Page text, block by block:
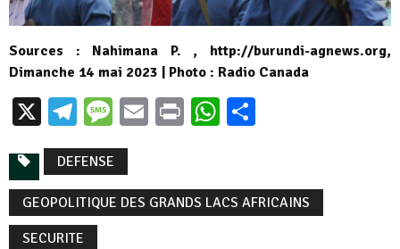
Sources : Nahimana P. , http://burundi-agnews.org,
Dimanche 14 mai 2023 | Photo : Radio Canada
X Telegram
Message
EmailPrintWhatsApp
DEFENSE
GEOPOLITIQUE DES GRANDS LACS AFRICAINS
SECURITE